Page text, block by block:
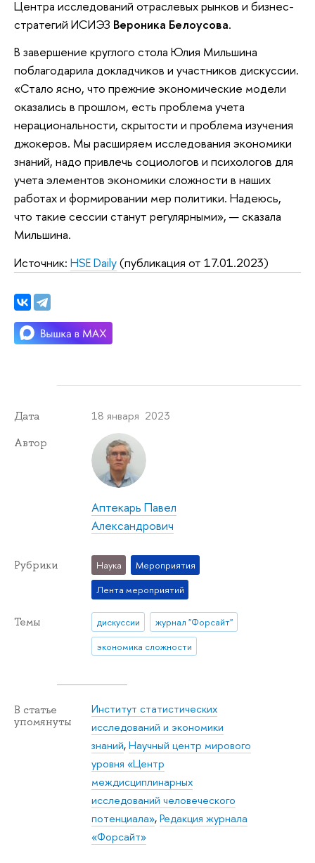
Центра исследований отраслевых рынков и бизнес-
стратегий ИСИЭЗ Вероника Белоусова.
В завершение круглого стола Юлия Мильшина
поблагодарила докладчиков и участников дискуссии.
«Стало ясно, что прежние экономические модели
оказались в прошлом, есть проблема учета
нерациональности, скрытости и проблема изучения
джокеров. Мы расширяем исследования экономики
знаний, надо привлечь социологов и психологов для
учета элементов экономики сложности в наших
работах и формировании мер политики. Надеюсь,
что такие сессии станут регулярными», — сказала
Мильшина.
Источник: HSE Daily(публикация от 17.01.2023)
Дата 18 января 2023
Автор
Аптекарь Павел
Александрович
Рубрики Наука
Мероприятия
Лента мероприятий
Темы дискуссии
журнал "Форсайт"
экономика сложности
В статье
упомянуты
Институт статистических
исследований и экономики
знаний,Научный центр мирового
уровня «Центр
междисциплинарных
исследований человеческого
потенциала»,Редакция журнала
«Форсайт»